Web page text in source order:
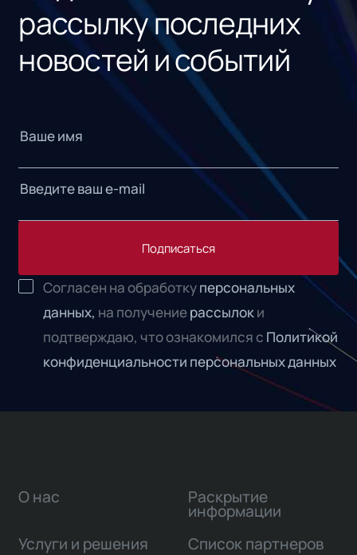
рассылку последних
новостей и событий
Подписаться
Согласен на обработкуперсональных
данных, на получениерассылоки
подтверждаю, что ознакомился с Политикой
конфиденциальности персональных данных
О нас
Услуги и решения
Раскрытие
информации
Список партнеров